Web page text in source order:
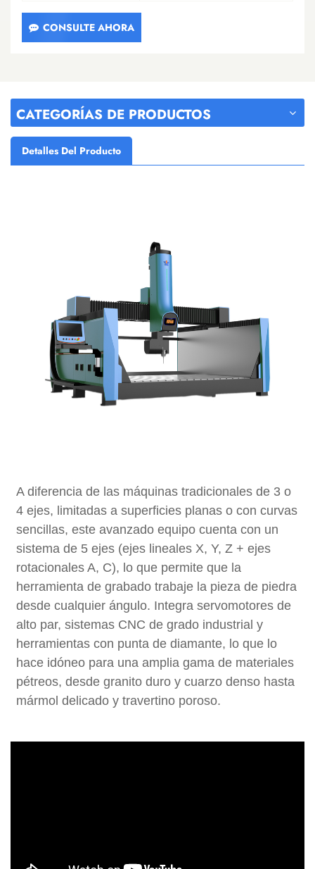
CONSULTE AHORA
CATEGORÍAS DE PRODUCTOS
Detalles Del Producto
A diferencia de las máquinas tradicionales de 3 o
4 ejes, limitadas a superficies planas o con curvas
sencillas, este avanzado equipo cuenta con un
sistema de 5 ejes (ejes lineales X, Y, Z + ejes
rotacionales A, C), lo que permite que la
herramienta de grabado trabaje la pieza de piedra
desde cualquier ángulo. Integra servomotores de
alto par, sistemas CNC de grado industrial y
herramientas con punta de diamante, lo que lo
hace idóneo para una amplia gama de materiales
pétreos, desde granito duro y cuarzo denso hasta
mármol delicado y travertino poroso.